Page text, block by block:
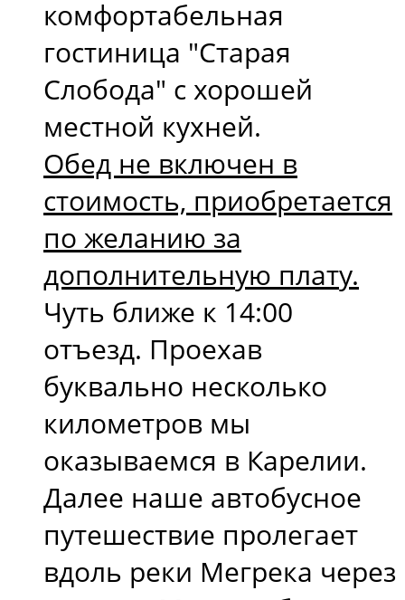
комфортабельная
гостиница "Старая
Слобода" с хорошей
местной кухней.
Обед не включен в
стоимость, приобретается
по желанию за
дополнительную плату.
Чуть ближе к 14:00
отъезд. Проехав
буквально несколько
километров мы
оказываемся в Карелии.
Далее наше автобусное
путешествие пролегает
вдоль реки Мегрека через